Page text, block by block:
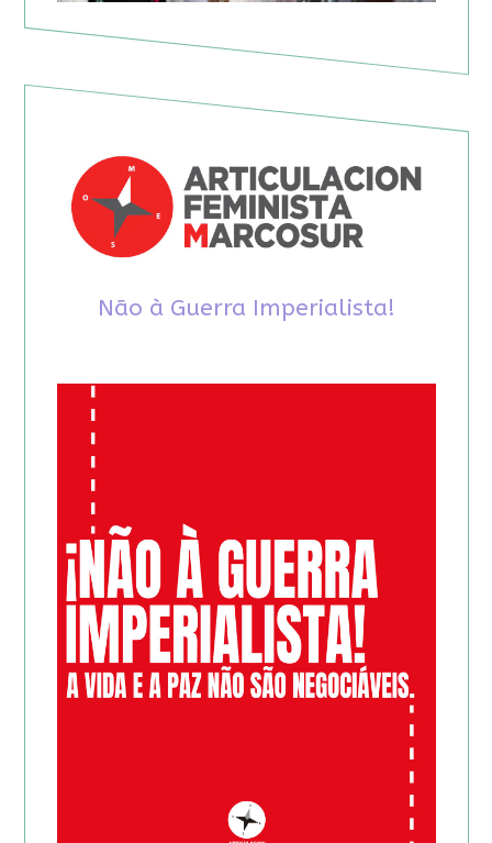
Não à Guerra Imperialista!